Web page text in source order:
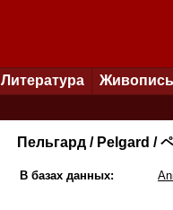
Литература Живопись
Пельгард / Pelgard /
В базах данных: